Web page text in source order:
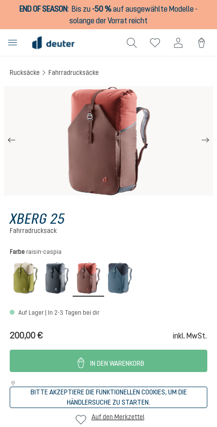
springen
END OF SEASON: Bis zu -50 %auf ausgewählte Modelle -
solange der Vorrat reicht
Rucksäcke Fahrradrucksäcke
Bildergalerie überspringen
XBERG 25
Fahrradrucksack
Farbeauswählen
raisin-caspia
cactus-desert
black raisin-caspiaatlantic-ink
Auf Lager | In 2-3 Tagen bei dir
200,00 € inkl. MwSt.
IN DEN WARENKORB
BITTE AKZEPTIERE DIE FUNKTIONELLEN COOKIES, UM DIE
HÄNDLERSUCHE ZU STARTEN.
Auf den Merkzettel